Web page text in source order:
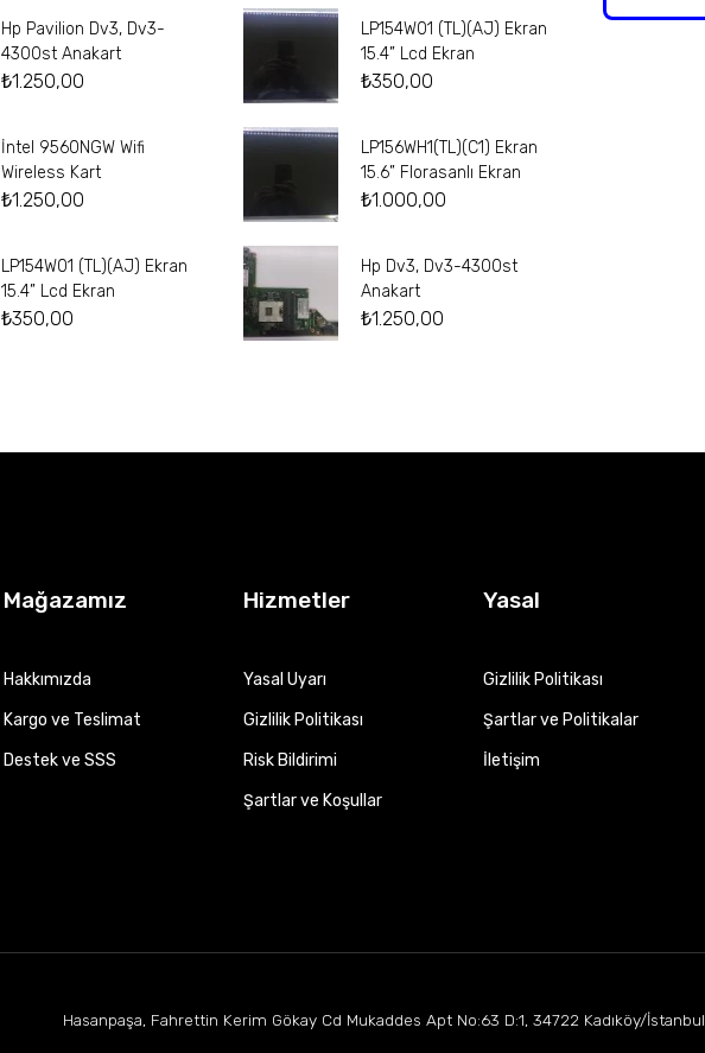
Hp Pavilion Dv3, Dv3-
4300st Anakart
₺1.250,00
İntel 9560NGW Wifi
Wireless Kart
₺1.250,00
LP154W01 (TL)(AJ) Ekran
15.4” Lcd Ekran
₺350,00
LP154W01 (TL)(AJ) Ekran
15.4” Lcd Ekran
₺350,00
LP156WH1(TL)(C1) Ekran
15.6” Florasanlı Ekran
₺1.000,00
Hp Dv3, Dv3-4300st
Anakart
₺1.250,00
Mağazamız
Hakkımızda
Kargo ve Teslimat
Destek ve SSS
Hizmetler
Yasal Uyarı
Gizlilik Politikası
Risk Bildirimi
Şartlar ve Koşullar
Yasal
Gizlilik Politikası
Şartlar ve Politikalar
İletişim
Hasanpaşa, Fahrettin Kerim Gökay Cd Mukaddes Apt No:63 D:1, 34722 Kadıköy/İstanbul